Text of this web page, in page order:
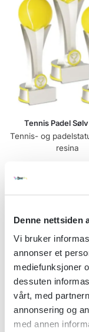
Denne nettsiden
Vi bruker
annonser et
mediefunksjoner
dessuten
vårt, med
annonsering og
med annen
Tennis Padel
Tennis- og
resina
Se